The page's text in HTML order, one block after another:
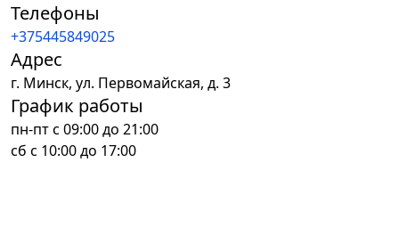
Телефоны
+375445849025
Адрес
г. Минск, ул. Первомайская, д. 3
График работы
пн-пт с 09:00 до 21:00
сб с 10:00 до 17:00